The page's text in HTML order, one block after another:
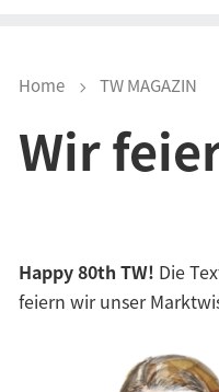
Home TW MAGAZIN
Wir
Happy 80th TW! Die
feiern wir unser